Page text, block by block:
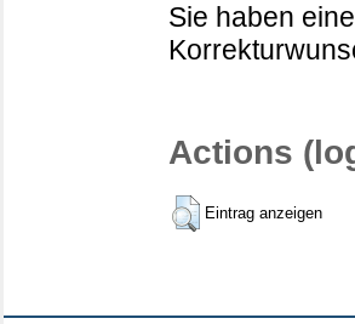
Sie haben
Actions
Eintrag anzeigen